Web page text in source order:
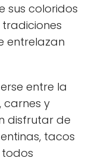
sus coloridos
entrelazan
entre la
carnes y
disfrutar de
tacos
todos